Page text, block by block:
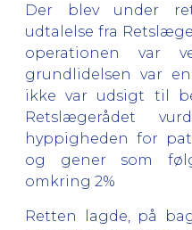
Der blev under
udtalelse fra
operationen var
grundlidelsen var
ikke var udsigt til
Retslægerådet
hyppigheden for
og gener som
omkring 2%
Retten lagde, på